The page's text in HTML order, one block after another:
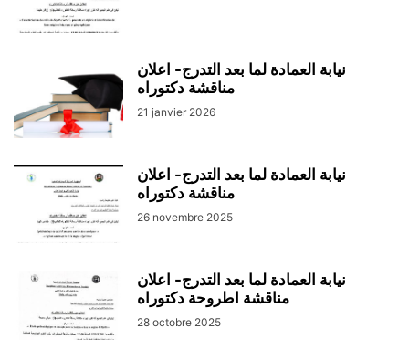
نيابة العمادة لما بعد التدرج- اعلان
مناقشة دكتوراه
21 janvier 2026
نيابة العمادة لما بعد التدرج- اعلان
مناقشة دكتوراه
26 novembre 2025
نيابة العمادة لما بعد التدرج- اعلان
مناقشة اطروحة دكتوراه
28 octobre 2025